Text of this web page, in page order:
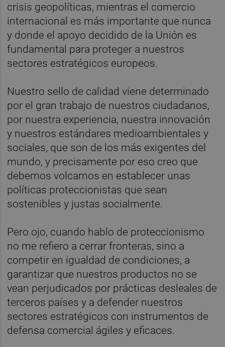
crisis geopolíticas, mientras el comercio
internacional es más importante que nunca
y donde el apoyo decidido de la Unión es
fundamental para proteger a nuestros
sectores estratégicos europeos.
Nuestro sello de calidad viene determinado
por el gran trabajo de nuestros ciudadanos,
por nuestra experiencia, nuestra innovación
y nuestros estándares medioambientales y
sociales, que son de los más exigentes del
mundo, y precisamente por eso creo que
debemos volcarnos en establecer unas
políticas proteccionistas que sean
sostenibles y justas socialmente.
Pero ojo, cuando hablo de proteccionismo
no me refiero a cerrar fronteras, sino a
competir en igualdad de condiciones, a
garantizar que nuestros productos no se
vean perjudicados por prácticas desleales de
terceros países y a defender nuestros
sectores estratégicos con instrumentos de
defensa comercial ágiles y eficaces.